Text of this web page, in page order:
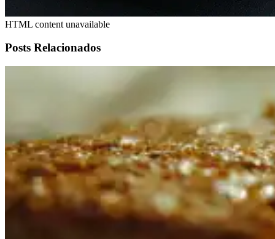
HTML content unavailable
Posts Relacionados